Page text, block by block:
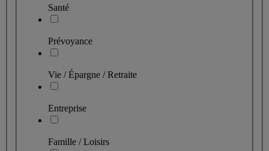
Santé
Prévoyance
Vie / Épargne / Retraite
Entreprise
Famille / Loisirs